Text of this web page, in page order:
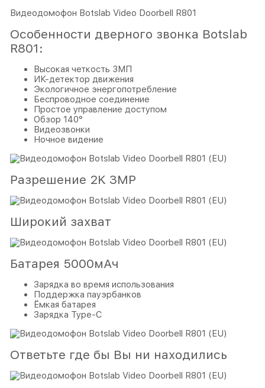
Видеодомофон Botslab Video Doorbell R801
Особенности дверного звонка Botslab
R801:
Высокая четкость 3МП
ИК-детектор движения
Экологичное энергопотребление
Беспроводное соединение
Простое управление доступом
Обзор 140°
Видеозвонки
Ночное видение
Разрешение 2K 3MP
Широкий захват
Батарея 5000мАч
Зарядка во время использования
Поддержка пауэрбанков
Ёмкая батарея
Зарядка Type-C
Ответьте где бы Вы ни находились